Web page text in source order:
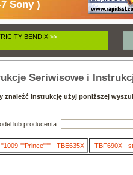
Sony )
BENDIX >>
Seriwisowe i
znaleźć instrukcję użyj poniższej
lub producenta:
"1009 ""Prince""" - TBE635X TBF690X -